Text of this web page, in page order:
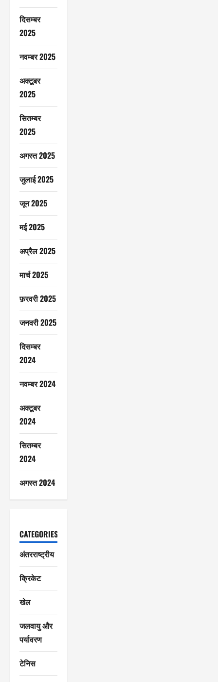
दिसम्बर
2025
नवम्बर 2025
अक्टूबर
2025
सितम्बर
2025
अगस्त 2025
जुलाई 2025
जून 2025
मई 2025
अप्रैल 2025
मार्च 2025
फ़रवरी 2025
जनवरी 2025
दिसम्बर
2024
नवम्बर 2024
अक्टूबर
2024
सितम्बर
2024
अगस्त 2024
CATEGORIES
अंतरराष्ट्रीय
क्रिकेट
खेल
जलवायु और
पर्यावरण
टेनिस